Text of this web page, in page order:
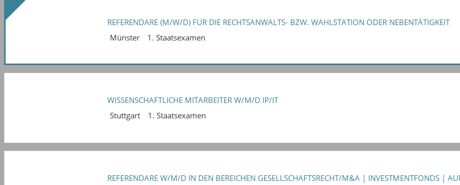
REFERENDARE (M/W/D) FÜR DIE RECHTSANWALTS- BZW. WAHLSTATION ODER NEBENTÄTIGKEIT
Münster
1. Staatsexamen
WISSENSCHAFTLICHE MITARBEITER W/M/D IP/IT
Stuttgart
1. Staatsexamen
REFERENDARE W/M/D IN DEN BEREICHEN GESELLSCHAFTSRECHT/M&A | INVESTMENTFONDS |